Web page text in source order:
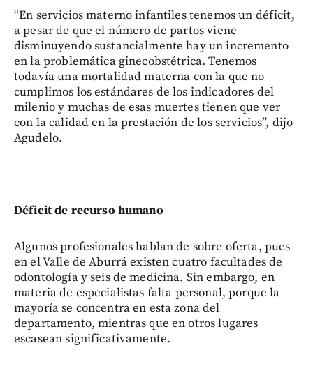
“En servicios materno infantiles tenemos un déficit,
a pesar de que el número de partos viene
disminuyendo sustancialmente hay un incremento
en la problemática ginecobstétrica. Tenemos
todavía una mortalidad materna con la que no
cumplimos los estándares de los indicadores del
milenio y muchas de esas muertes tienen que ver
con la calidad en la prestación de los servicios”, dijo
Agudelo.
Déficit de recurso humano
Algunos profesionales hablan de sobre oferta, pues
en el Valle de Aburrá existen cuatro facultades de
odontología y seis de medicina. Sin embargo, en
materia de especialistas falta personal, porque la
mayoría se concentra en esta zona del
departamento, mientras que en otros lugares
escasean significativamente.